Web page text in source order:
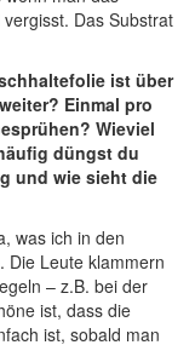
Das Substrat
ist über
Einmal pro
Wieviel
düngst du
und wie sieht die
was ich in den
Die Leute klammern
– z.B. bei der
ist, dass die
ist, sobald man